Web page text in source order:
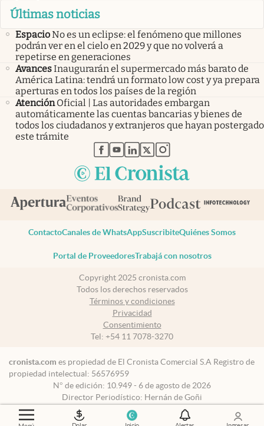
Últimas noticias
EspacioNo es un eclipse: el fenómeno que millones
podrán ver en el cielo en 2029 y que no volverá a
repetirse en generaciones
AvancesInaugurarán el supermercado más barato de
América Latina: tendrá un formato low cost y ya prepara
aperturas en todos los países de la región
Atención Oficial | Las autoridades embargan
automáticamente las cuentas bancarias y bienes de
todos los ciudadanos y extranjeros que hayan postergado
este trámite
abre en nueva pestaña
abre en nueva pestaña
abre en nueva pestaña
abre en nueva pestaña
abre en nueva pestaña
ContactoCanales de WhatsAppSuscribiteQuiénes Somos
Portal de ProveedoresTrabajá con nosotros
Copyright 2025 cronista.com
Todos los derechos reservados
Términos y condiciones
Privacidad
Consentimiento
Tel: +54 11 7078-3270
cronista.com es propiedad de El Cronista Comercial S.A Registro de
propiedad intelectual: 56576959
N° de edición: 10.949 - 6 de agosto de 2026
Director Periodístico: Hernán de Goñi